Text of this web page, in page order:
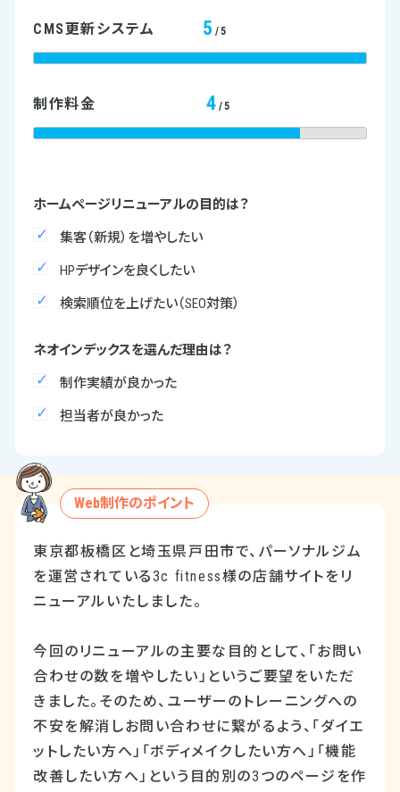
CMS更新システム 5 /5
制作料金 4 /5
ホームページリニューアルの目的は？
集客（新規）を増やしたい
HPデザインを良くしたい
検索順位を上げたい（SEO対策）
ネオインデックスを選んだ理由は？
制作実績が良かった
担当者が良かった
Web制作のポイント
東京都板橋区と埼玉県戸田市で、パーソナルジム
を運営されている3c fitness様の店舗サイトをリ
ニューアルいたしました。
今回のリニューアルの主要な目的として、「お問い
合わせの数を増やしたい」というご要望をいただ
きました。そのため、ユーザーのトレーニングへの
不安を解消しお問い合わせに繋がるよう、「ダイエ
ットしたい方へ」「ボディメイクしたい方へ」「機能
改善したい方へ」という目的別の3つのページを作